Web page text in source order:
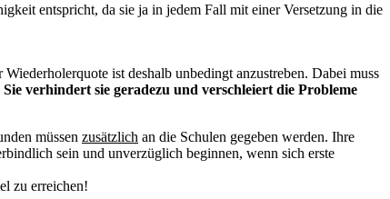
entspricht, da sie ja in jedem Fall mit einer Versetzung in die
ist deshalb unbedingt anzustreben. Dabei muss
verhindert sie geradezu und verschleiert die Probleme
müssen zusätzlich an die Schulen gegeben werden. Ihre
sein und unverzüglich beginnen, wenn sich erste
zu erreichen!